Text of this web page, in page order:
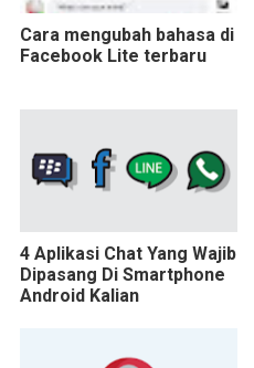
Cara mengubah bahasa di
Facebook Lite terbaru
4 Aplikasi Chat Yang Wajib
Dipasang Di Smartphone
Android Kalian